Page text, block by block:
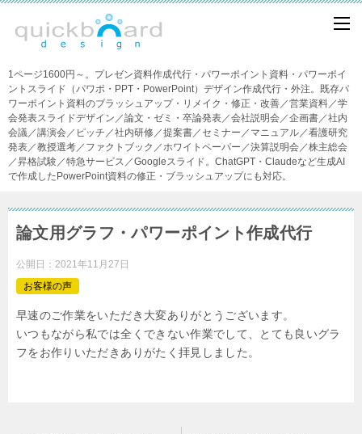
1ページ1600円～。プレゼン資料作成代行・パワーポイント資料・パワーポイ
ントスライド（パワポ・PPT・PowerPoint）デザイン作成代行・外注。既存パ
ワーポイント資料のブラッシュアップ・リメイク・修正・改善／営業資料／学
会発表スライドデザイン／論文・ゼミ・卒論発表／会社説明会／企画書／社内
会議／講演会／ピッチ／社内研修／提案書／セミナー／マニュアル／看護研究
発表／教授選考／ファクトブック／ホワイトペーパー／決算説明会／株主総会
／昇格試験／特急サービス／Googleスライド。ChatGPT・Claudeなど生成AI
で作成したPowerPoint資料の修正・ブラッシュアップにも対応。
論文用グラフ・パワーポイント作成代行
公開日： 2021年11月27日
お客様の声
早速のご作業をいただき大変ありがとうございます。
いつもながら私では全くできない作業でして、とても良いグラ
フをお作りいただきありがたく拝見しました。